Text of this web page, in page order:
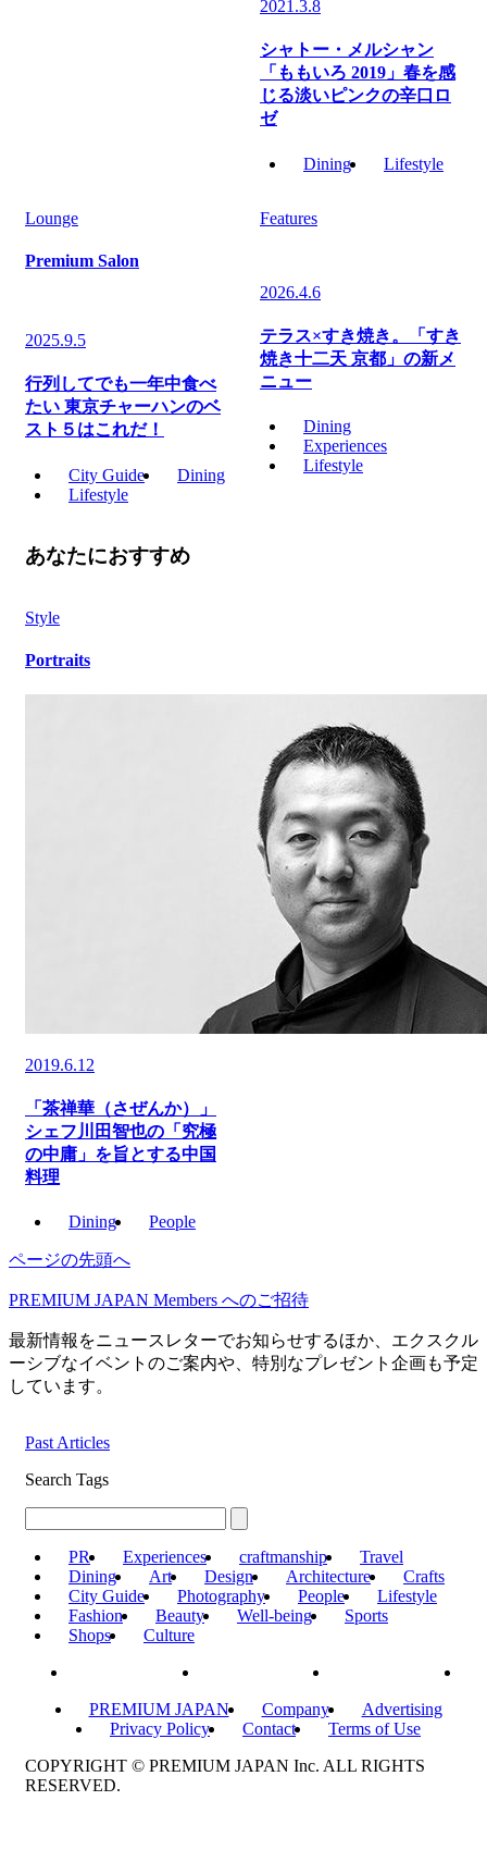
2021.3.8
シャトー・メルシャン
「ももいろ 2019」春を感
じる淡いピンクの辛口ロ
ゼ
Dining Lifestyle
Lounge
Premium Salon
2025.9.5
行列してでも一年中食べ
たい 東京チャーハンのベ
スト５はこれだ！
City Guide
Dining
Lifestyle
Features
2026.4.6
テラス×すき焼き。「すき
焼き十二天 京都」の新メ
ニュー
Dining
Experiences
Lifestyle
あなたにおすすめ
Style
Portraits
2019.6.12
「茶禅華（さぜんか）」
シェフ川田智也の「究極
の中庸」を旨とする中国
料理
Dining People
ページの先頭へ
PREMIUM JAPAN Members へのご招待
最新情報をニュースレターでお知らせするほか、エクスクル
ーシブなイベントのご案内や、特別なプレゼント企画も予定
しています。
Past Articles
Search Tags
PR Experiences craftmanship
Travel
Dining
Art Design Architecture
Crafts
City Guide
Photography People
Lifestyle
Fashion
Beauty Well-being
Sports
Shops
Culture
PREMIUM JAPAN Company
Advertising
Privacy Policy
Contact
Terms of Use
COPYRIGHT © PREMIUM JAPAN Inc. ALL RIGHTS
RESERVED.